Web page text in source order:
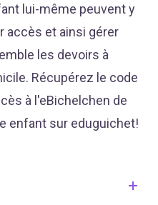
lui-même peuvent y
accès et ainsi gérer
les devoirs à
Récupérez le code
à l'eBichelchen de
enfant sur eduguichet!